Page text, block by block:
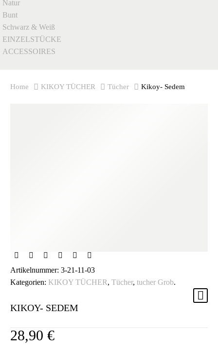
Natur
Bunt
Schwarz & Weiß
EINZELSTÜCKE
ACCESSOIRES
Home KIKOY TÜCHER Tücher Kikoy- Sedem
NICHT AUF LAGER
Artikelnummer: 3-21-11-03
Kategorien: KIKOY TÜCHER, Tücher, tucher Grob.
KIKOY- SEDEM
28,90 €